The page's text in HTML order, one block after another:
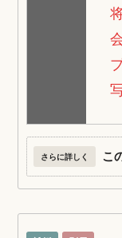
さらに詳しく こ